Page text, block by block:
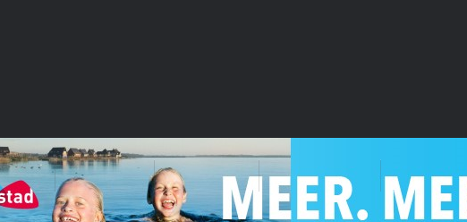
partners podcasts vacatures zo volg je de GIC